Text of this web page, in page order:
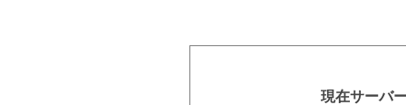
現在サーバ